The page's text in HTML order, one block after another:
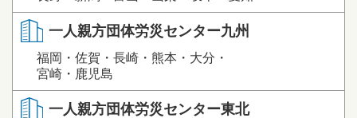
一人親方団体労災センター九州
福岡・佐賀・長崎・熊本・大分・
宮崎・鹿児島
一人親方団体労災センター東北